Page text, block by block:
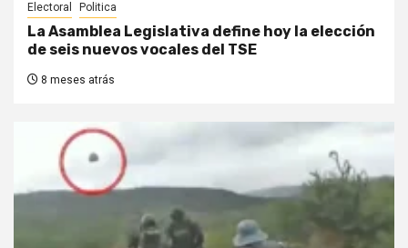
Electoral Politica
La Asamblea Legislativa define hoy la elección
de seis nuevos vocales del TSE
8 meses atrás